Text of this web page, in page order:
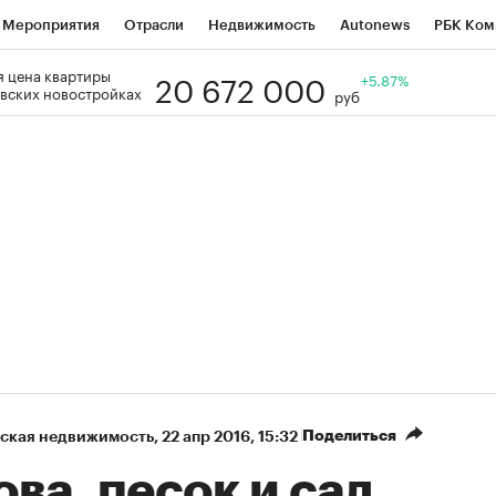
Мероприятия Отрасли Недвижимость Autonews РБК
Визионеры
цена квартиры
новостройках
20 672 000 руб
+5.87%
недвижимость⁠, 22 апр 2016, 15:32 Поделиться